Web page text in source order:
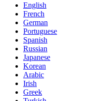
English
French
German
Portuguese
Spanish
Russian
Japanese
Korean
Arabic
Irish
Greek